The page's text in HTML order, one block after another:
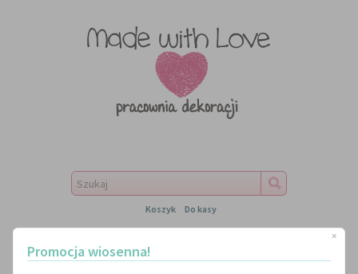
Koszyk Do kasy
×
Promocja wiosenna!